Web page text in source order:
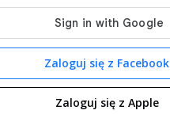
Zaloguj się z Facebook
Zaloguj się z Apple